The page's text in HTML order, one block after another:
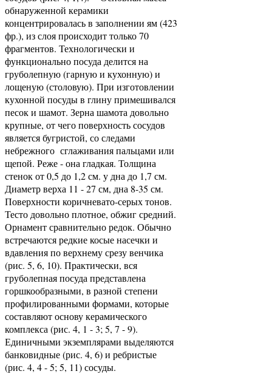
обнаруженной керамики
концентрировалась в заполнении ям (423
фр.), из слоя происходит только 70
фрагментов. Технологически и
функционально посуда делится на
груболепную (гарную и кухонную) и
лощеную (столовую). При изготовлении
кухонной посуды в глину примешивался
песок и шамот. Зерна шамота довольно
крупные, от чего поверхность сосудов
является бугристой, со следами
небрежного сглаживания пальцами или
щепой. Реже - она гладкая. Толщина
стенок от 0,5 до 1,2 см. у дна до 1,7 см.
Диаметр верха 11 - 27 см, дна 8-35 см.
Поверхности коричневато-серых тонов.
Тесто довольно плотное, обжиг средний.
Орнамент сравнительно редок. Обычно
встречаются редкие косые насечки и
вдавления по верхнему срезу венчика
(рис. 5, 6, 10). Практически, вся
груболепная посуда представлена
горшкообразными, в разной степени
профилированными формами, которые
составляют основу керамического
комплекса (рис. 4, 1 - 3; 5, 7 - 9).
Единичными экземплярами выделяются
банковидные (рис. 4, 6) и ребристые
(рис. 4, 4 - 5; 5, 11) сосуды.